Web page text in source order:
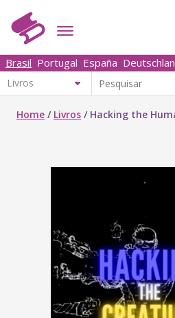
Brasil Portugal España
Home / Livros / Hacking the